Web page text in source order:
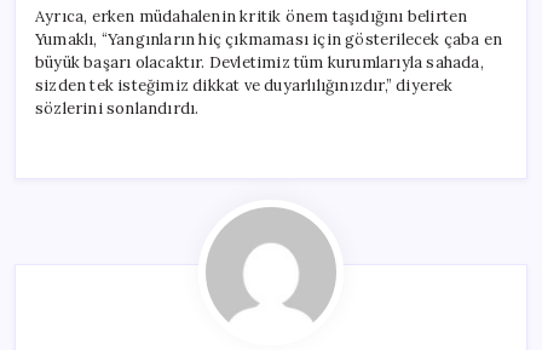
Ayrıca, erken müdahalenin kritik önem taşıdığını belirten
Yumaklı, “Yangınların hiç çıkmaması için gösterilecek çaba en
büyük başarı olacaktır. Devletimiz tüm kurumlarıyla sahada,
sizden tek isteğimiz dikkat ve duyarlılığınızdır,” diyerek
sözlerini sonlandırdı.